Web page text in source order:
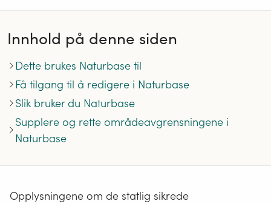
Innhold på denne siden
Dette brukes Naturbase til
Få tilgang til å redigere i Naturbase
Slik bruker du Naturbase
Supplere og rette områdeavgrensningene i
Naturbase
Opplysningene om de statlig sikrede